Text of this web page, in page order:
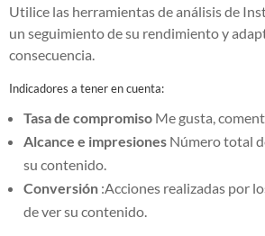
Utilice las herramientas de análisis de
un seguimiento de su rendimiento y
consecuencia.
Indicadores a tener en cuenta:
Tasa de compromiso Me gusta,
Alcance e impresiones Número total
su contenido.
Conversión :Acciones realizadas por
de ver su contenido.